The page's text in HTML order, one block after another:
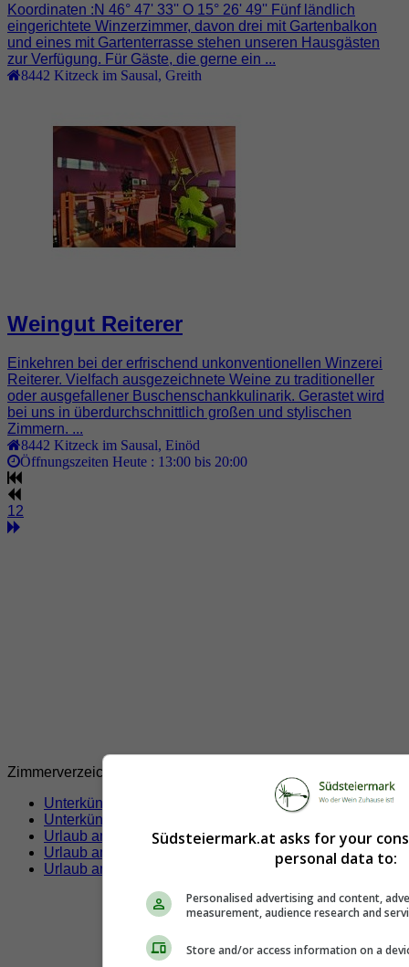
Koordinaten :N 46° 47' 33'' O 15° 26' 49'' Fünf ländlich
eingerichtete Winzerzimmer, davon drei mit Gartenbalkon
und eines mit Gartenterrasse stehen unseren Hausgästen
zur Verfügung. Für Gäste, die gerne ein ...
8442 Kitzeck im Sausal Greith
Weingut Reiterer
Einkehren bei der erfrischend unkonventionellen Winzerei
Reiterer. Vielfach ausgezeichnete Weine zu traditioneller
oder ausgefallener Buschenschankkulinarik. Gerastet wird
bei uns in überdurchschnittlich großen und stylischen
Zimmern. ...
8442 Kitzeck im Sausal Einöd
Öffnungszeiten Heute : 13:00 bis 20:00
1 2
Zimmerverzeichnis
Unterkünfte Südsteiermark
Unterkünfte Kitzeck im Sausal
Urlaub am Bauernhof(19)
Urlaub am Bauernhof
Urlaub am Weinbauernhof
Südsteiermark.at asks for your
personal data to:
Personalised advertising and content,
measurement, audience research and
Store and/or access information on a